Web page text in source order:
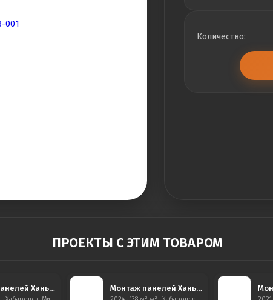
Количество:
ПРОЕКТЫ С ЭТИМ ТОВАРОМ
Монтаж панелей Ханьи с утеплением, Мичуринское Монтаж панелей Ханьи со вставками из ДПК, с. Тополево